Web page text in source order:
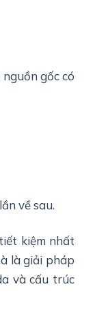
gốc có
về sau.
kiệm nhất
là giải pháp
và cấu trúc